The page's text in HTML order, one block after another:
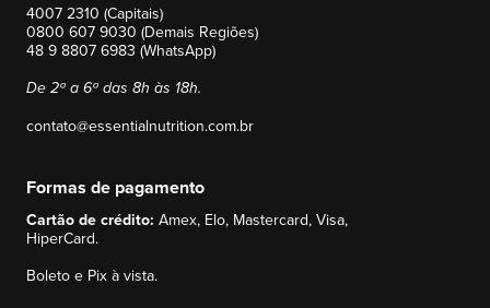
4007 2310 (Capitais)
0800 607 9030 (Demais Regiões)
48 9 8807 6983 (WhatsApp)
De 2ª a 6ª das 8h às 18h.
contato@essentialnutrition.com.br
Formas de pagamento
Cartão de crédito: Amex, Elo, Mastercard, Visa,
HiperCard.
Boleto e Pix à vista.